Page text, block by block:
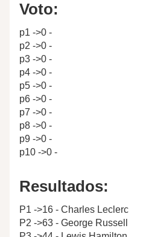
Voto:
p1 ->0 -
p2 ->0 -
p3 ->0 -
p4 ->0 -
p5 ->0 -
p6 ->0 -
p7 ->0 -
p8 ->0 -
p9 ->0 -
p10 ->0 -
Resultados:
P1 ->16 - Charles Leclerc
P2 ->63 - George Russell